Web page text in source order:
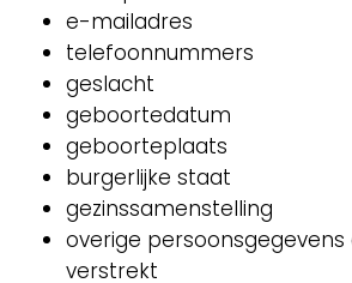
e-mailadres
telefoonnummers
geslacht
geboortedatum
geboorteplaats
burgerlijke staat
gezinssamenstelling
overige persoonsgegevens
verstrekt